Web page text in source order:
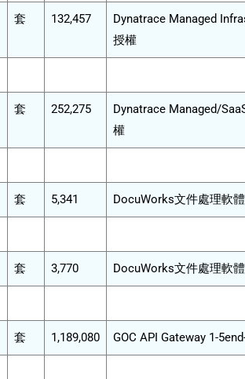
套 132,457
Dynatrace Managed
授權
套 252,275
Dynatrace Managed/
權
套 5,341 DocuWorks文件處理軟體
套 3,770 DocuWorks文件處理軟體
套 1,189,080 GOC API Gateway 1-